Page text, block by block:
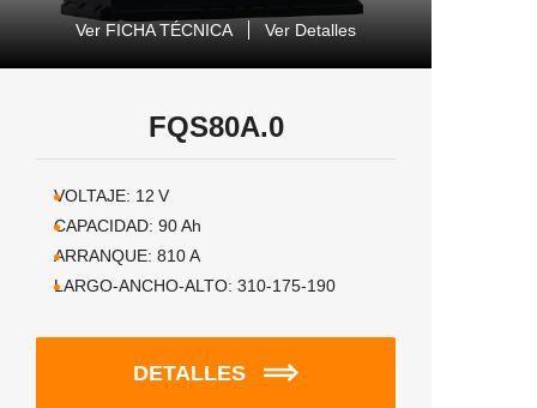
Ver FICHA TÉCNICA Ver Detalles
FQS80A.0
VOLTAJE: 12 V
CAPACIDAD: 90Ah
ARRANQUE: 810A
LARGO-ANCHO-ALTO: 310-175-190
DETALLES